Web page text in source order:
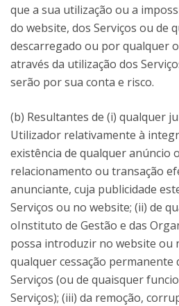
que a sua utilização ou a
do website, dos Serviços ou de
descarregado ou por qualquer
através da utilização dos
serão por sua conta e risco.
(b) Resultantes de (i) qualquer
Utilizador relativamente à
existência de qualquer anúncio
relacionamento ou transação
anunciante, cuja publicidade
Serviços ou no website; (ii) de
oInstituto de Gestão e das
possa introduzir no website ou
qualquer cessação permanente
Serviços (ou de quaisquer
Serviços); (iii) da remoção,